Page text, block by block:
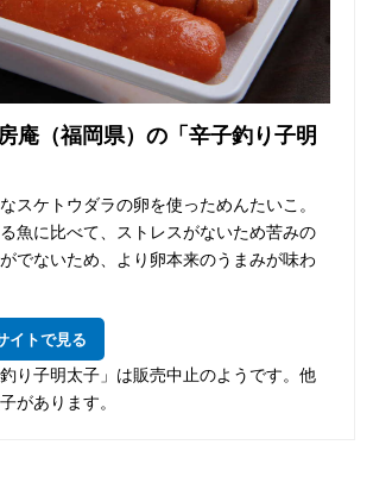
庵（福岡県）の「辛子釣り子明
スケトウダラの卵を使っためんたいこ。
魚に比べて、ストレスがないため苦みの
でないため、より卵本来のうまみが味わ
イトで見る
り子明太子」は販売中止のようです。他
があります。